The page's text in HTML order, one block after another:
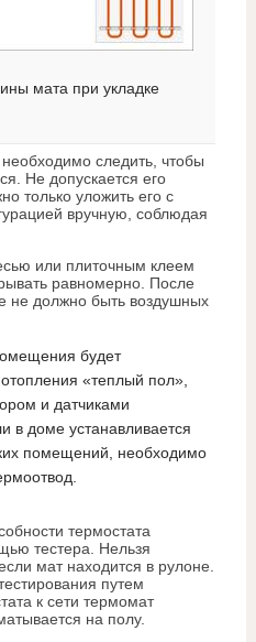
мата при укладке
следить, чтобы
Не допускается его
только уложить его с
вручную, соблюдая
или плиточным клеем
равномерно. После
не должно быть воздушных
будет
«теплый пол»,
и датчиками
в доме устанавливается
помещений, необходимо
термостата
тестера. Нельзя
мат находится в рулоне.
путем
к сети термомат
на полу.